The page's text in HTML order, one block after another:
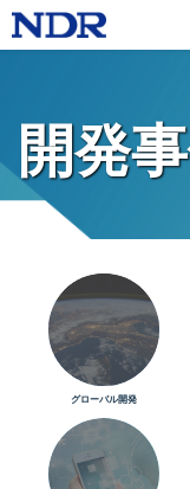
開発
グローバル開発